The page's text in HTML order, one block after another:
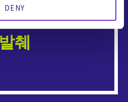
DENY
발췌
장치로 흐릅니다.